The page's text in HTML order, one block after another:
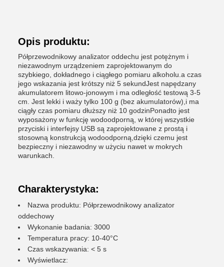
Opis produktu:
Półprzewodnikowy analizator oddechu jest potężnym i
niezawodnym urządzeniem zaprojektowanym do
szybkiego, dokładnego i ciągłego pomiaru alkoholu.a czas
jego wskazania jest krótszy niż 5 sekundJest napędzany
akumulatorem litowo-jonowym i ma odległość testową 3-5
cm. Jest lekki i waży tylko 100 g (bez akumulatorów),i ma
ciągły czas pomiaru dłuższy niż 10 godzinPonadto jest
wyposażony w funkcję wodoodporną, w której wszystkie
przyciski i interfejsy USB są zaprojektowane z prostą i
stosowną konstrukcją wodoodporną,dzięki czemu jest
bezpieczny i niezawodny w użyciu nawet w mokrych
warunkach.
Charakterystyka:
Nazwa produktu: Półprzewodnikowy analizator
oddechowy
Wykonanie badania: 3000
Temperatura pracy: 10-40°C
Czas wskazywania: < 5 s
Wyświetlacz: